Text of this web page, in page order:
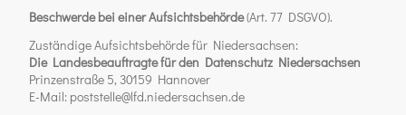
Beschwerde bei einer Aufsichtsbehörde(Art. 77 DSGVO).
Zuständige Aufsichtsbehörde für Niedersachsen:
Die Landesbeauftragte für den Datenschutz Niedersachsen
Prinzenstraße 5, 30159 Hannover
E-Mail: poststelle@lfd.niedersachsen.de